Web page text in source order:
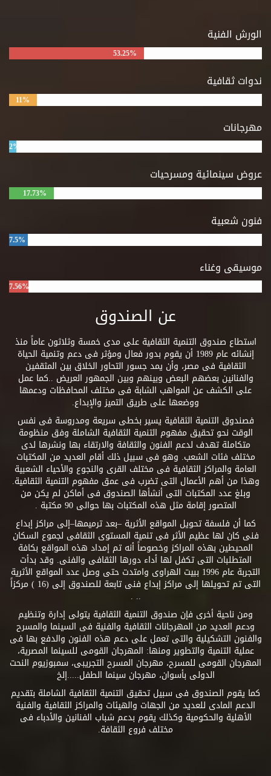
الورش الفنية
53.25%
ندوات ثقافية
11%
مهرجانات
2%
عروض سينمائية ومسرحيات
17.73%
فنون شعبية
7.5%
موسيقى وغناء
7.56%
عن الصندوق
استطاع صندوق التنمية الثقافية على مدى خمسة وثلاثون عاماً منذ
إنشائه عام 1989 أن يقوم بدور فعال ومؤثر فى دعم وتنمية الحياة
الثقافية فى مصر، وأن يمد جسور التحاور الخلاق بين المثقفين
والفنانين بعضهم البعض وبينهم وبين الجمهور العريض ..كما عمل
على الكشف عن المواهب الشابة فى مختلف المحافظات ودعمها
ووضعها على طريق التميز والإبداع.
فصندوق التنمية الثقافية يسير بخطى سريعة ومدروسة فى نفس
الوقت نحو تحقيق مفهوم التنمية الثقافية الشاملة وفق منظومة
متكاملة تهدف لدعم الفنون والثقافة والارتقاء بها ونشرها لدى
مختلف فئات الشعب. وهو فى سبيل ذلك أقام العديد من المكتبات
العامة والمراكز الثقافية فى مختلف القرى والنجوع والأحياء الشعبية
وهذا من أهم الأعمال التى تضرب فى عمق مفهوم التنمية الثقافية.
وبلغ عدد المكتبات التى أنشأها الصندوق فى أماكن لم يكن من
المتصور إقامة مثل هذه المكتبات بها حوالى 90 مكتبة .
كما أن فلسفة تحويل المواقع الأثرية –بعد ترميمها–إلى مراكز إبداع
فنى كان لها عظيم الأثر فى تنمية المستوى الثقافى لجموع السكان
المحيطين بهذه المراكز وخصوصاً أنه تم إمداد هذه المواقع بكافة
المتطلبات التى تكفل لها أداء دورها الثقافى والفنى. وقد بدأت
التجربة عام 1996 ببيت الهراوى وامتدت حتى وصل عدد المواقع الأثرية
التى تم تحويلها إلى مراكز إبداع فنى تابعة للصندوق إلى (16 ) مركزاً
.. .
ومن ناحية أخرى فإن صندوق التنمية الثقافية يتولى إدارة وتنظيم
ودعم العديد من المهرجانات الثقافية والفنية فى السينما والمسرح
والفنون التشكيلية والتى تعمل على دعم هذه الفنون والدفع بها فى
عملية التنمية والتطوير ومنها: المهرجان القومى للسينما المصرية،
المهرجان القومى للمسرح، مهرجان المسرح التجريبى، سمبوزيوم النحت
الدولى بأسوان، مهرجان سينما الطفل.....إلخ
كما يقوم الصندوق فى سبيل تحقيق التنمية الثقافية الشاملة بتقديم
الدعم المادى للعديد من الجهات والهيئات والمراكز الثقافية والفنية
الأهلية والحكومية وكذلك يقوم بدعم شباب الفنانين والأدباء فى
مختلف فروع الثقافة.